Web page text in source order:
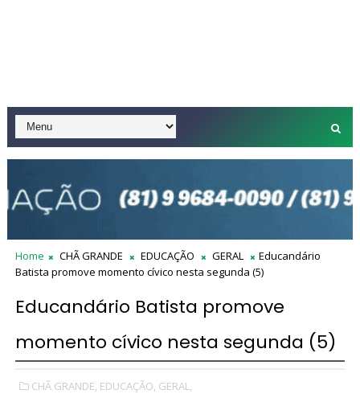
Home CHÃ GRANDE EDUCAÇÃO GERAL
Educandário
Batista promove momento cívico nesta segunda (5)
Educandário Batista promove
momento cívico nesta segunda (5)
CHÃ GRANDE, EDUCAÇÃO, GERAL,